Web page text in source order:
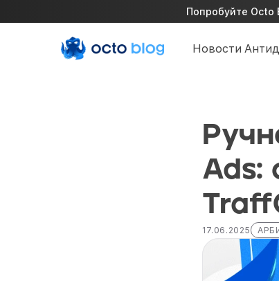
Попробуйте Octo
Новости
Ads:
17.06.2025